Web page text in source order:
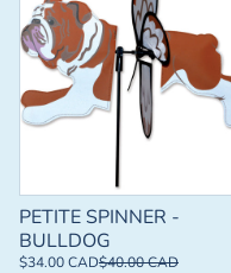
PETITE SPINNER -
BULLDOG
$34.00 CAD$40.00 CAD